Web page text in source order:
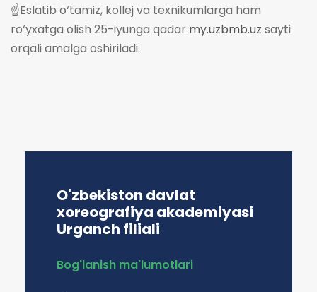
☝️Eslatib o‘tamiz, kollej va texnikumlarga ham
ro‘yxatga olish 25-iyunga qadar my.uzbmb.uz sayti
orqali amalga oshiriladi.
O'zbekiston davlat
xoreografiya akademiyasi
Urganch filiali
Bog'lanish ma'lumotlari